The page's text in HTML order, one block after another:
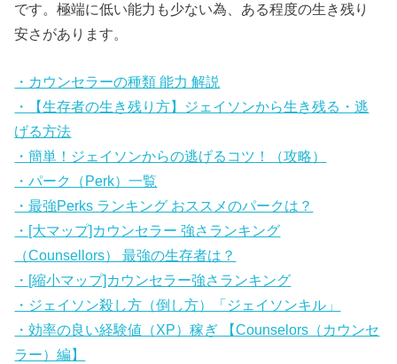
です。極端に低い能力も少ない為、ある程度の生き残り
安さがあります。
・カウンセラーの種類 能力 解説
・【生存者の生き残り方】ジェイソンから生き残る・逃
げる方法
・簡単！ジェイソンからの逃げるコツ！（攻略）
・パーク（Perk）一覧
・最強Perks ランキング おススメのパークは？
・[大マップ]カウンセラー 強さランキング
（Counsellors） 最強の生存者は？
・[縮小マップ]カウンセラー強さランキング
・ジェイソン殺し方（倒し方）「ジェイソンキル」
・効率の良い経験値（XP）稼ぎ 【Counselors（カウンセ
ラー）編】